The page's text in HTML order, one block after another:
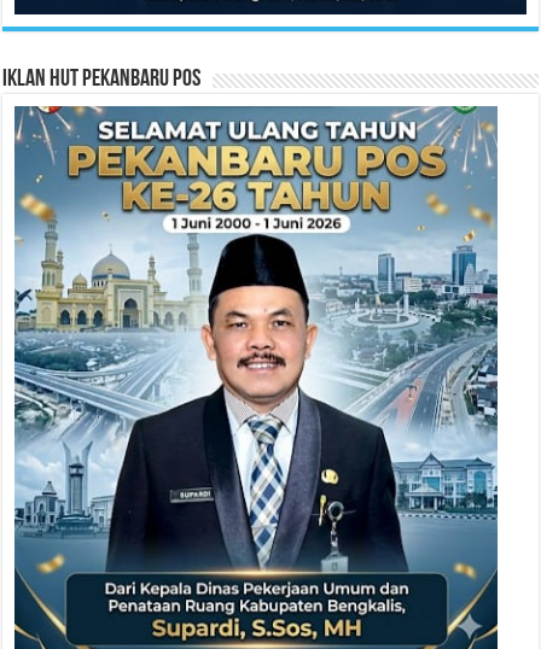
Iklan HUT Pekanbaru Pos